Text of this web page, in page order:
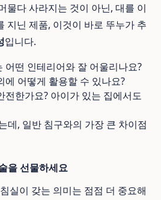
물다 사라지는 것이 아닌, 대를 이
지닌 제품, 이것이 바로 뚜누가 추
입니다.
어떤 인테리어와 잘 어울리나요?
에 어떻게 활용할 수 있나요?
전한가요? 아이가 있는 집에서도
데, 일반 침구와의 가장 큰 차이점
을 선물하세요
실이 갖는 의미는 점점 더 중요해